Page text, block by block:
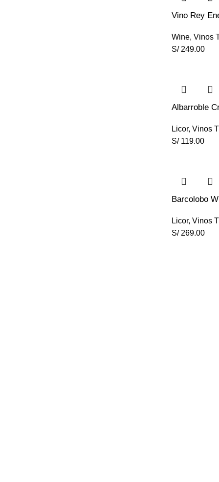
Vino Rey
Wine, Vinos
S/249.00
Albarroble
Licor, Vinos
S/119.00
Barcolobo
Licor, Vinos
S/269.00